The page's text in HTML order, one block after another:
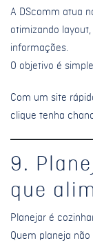
A DScomm atua
otimizando
informações.
O objetivo é
Com um site
clique tenha
9.
que
Planejar é
Quem planeja